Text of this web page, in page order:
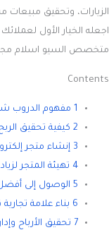
الزيارات، وتحقيق
اجعله الخيار الأول
متخصص السيو اسلام
Contents
1 مفهوم الدروب شوبنق Drop Shipping
2 كيفية تحقيق الربح من الدروب شيبنج
3 إنشاء متجر إلكتروني احترافي
4 تهيئة المتجر لزيادة المبيعات
5 الوصول إلى أفضل الموردين والمواقع
6 بناء علامة تجارية قوية
7 تحقيق الأرباح وإدارة المدفوعات